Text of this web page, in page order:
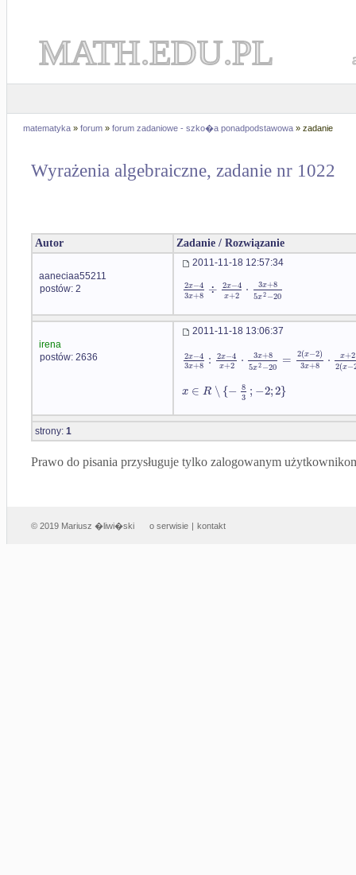
MATH.EDU.PL
matematyka » forum » forum zadaniowe - szko�a ponadpodstawowa » zadanie
Wyrażenia algebraiczne, zadanie nr 1022
Autor Zadanie / Rozwiązanie
aaneciaa55211
postów: 2
2011-11-18 12:57:34
2x−4
3x+8 ÷ 2x−4
x+2 ⋅ 3x+8
5x2−20
irena
postów: 2636
2011-11-18 13:06:37
2x−4
3x+8 : 2x−4
x+2 ⋅ 3x+8
5x2−20 = 2(x−2)
3x+8 ⋅ x+2
2(x−
x ∈ R ∖ {− 8
3 ; −2;2}
strony: 1
Prawo do pisania przysługuje tylko zalogowanym
© 2019 Mariusz �liwi�ski o serwisie | kontakt